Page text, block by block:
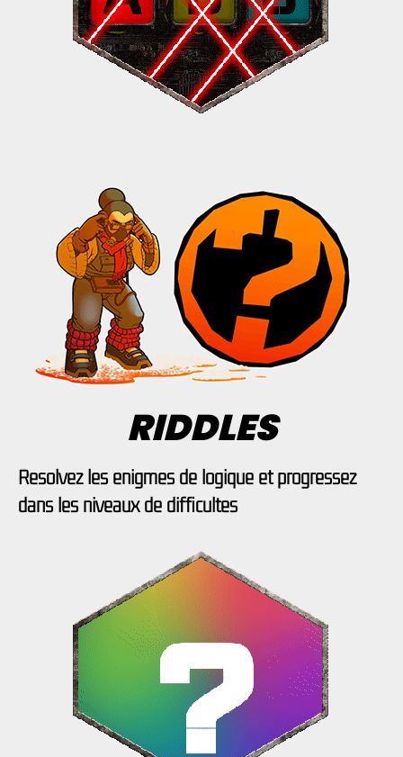
RIDDLES
Résolvez les énigmes de logique et progressez
dans les niveaux de difficultés